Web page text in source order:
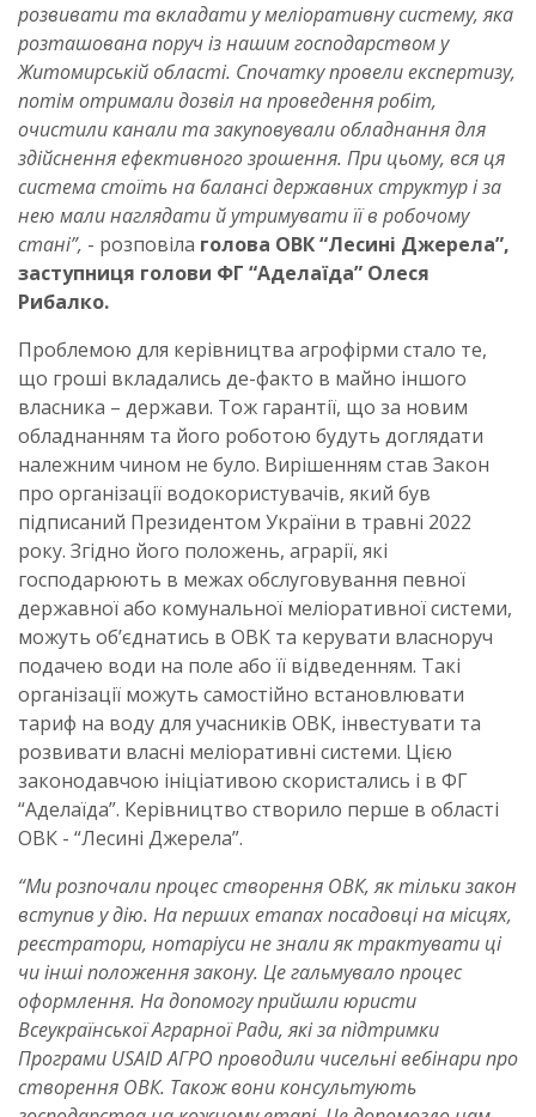
розвивати та вкладати у меліоративну систему, яка
розташована поруч із нашим господарством у
Житомирській області. Спочатку провели експертизу,
потім отримали дозвіл на проведення робіт,
очистили канали та закуповували обладнання для
здійснення ефективного зрошення. При цьому, вся ця
система стоїть на балансі державних структур і за
нею мали наглядати й утримувати її в робочому
стані”, - розповіла голова ОВК “Лесині Джерела”,
заступниця голови ФГ “Аделаїда” Олеся
Рибалко.
Проблемою для керівництва агрофірми стало те,
що гроші вкладались де-факто в майно іншого
власника – держави. Тож гарантії, що за новим
обладнанням та його роботою будуть доглядати
належним чином не було. Вирішенням став Закон
про організації водокористувачів, який був
підписаний Президентом України в травні 2022
року. Згідно його положень, аграрії, які
господарюють в межах обслуговування певної
державної або комунальної меліоративної системи,
можуть об’єднатись в ОВК та керувати власноруч
подачею води на поле або її відведенням. Такі
організації можуть самостійно встановлювати
тариф на воду для учасників ОВК, інвестувати та
розвивати власні меліоративні системи. Цією
законодавчою ініціативою скористались і в ФГ
“Аделаїда”. Керівництво створило перше в області
ОВК - “Лесині Джерела”.
“Ми розпочали процес створення ОВК, як тільки закон
вступив у дію. На перших етапах посадовці на місцях,
реєстратори, нотаріуси не знали як трактувати ці
чи інші положення закону. Це гальмувало процес
оформлення. На допомогу прийшли юристи
Всеукраїнської Аграрної Ради, які за підтримки
Програми USAID АГРО проводили чисельні вебінари про
створення ОВК. Також вони консультують